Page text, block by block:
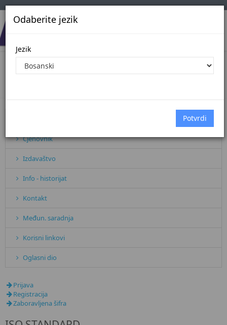
Odaberite jezik
Jezik
ISO STANDARD
Cjenovnik
Izdavaštvo
Info - historijat
Kontakt
Međun. saradnja
Korisni linkovi
Oglasni dio
Prijava
Registracija
Zaboravljena šifra